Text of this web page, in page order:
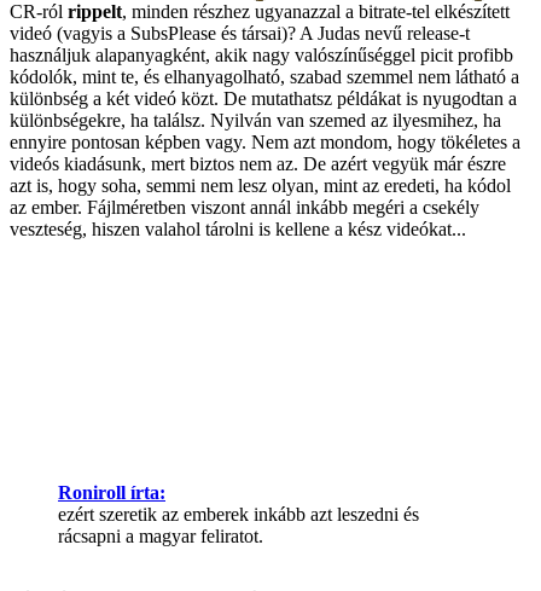
CR-ról rippelt, minden részhez ugyanazzal a bitrate-tel elkészített
videó (vagyis a SubsPlease és társai)? A Judas nevű release-t
használjuk alapanyagként, akik nagy valószínűséggel picit profibb
kódolók, mint te, és elhanyagolható, szabad szemmel nem látható a
különbség a két videó közt. De mutathatsz példákat is nyugodtan a
különbségekre, ha találsz. Nyilván van szemed az ilyesmihez, ha
ennyire pontosan képben vagy. Nem azt mondom, hogy tökéletes a
videós kiadásunk, mert biztos nem az. De azért vegyük már észre
azt is, hogy soha, semmi nem lesz olyan, mint az eredeti, ha kódol
az ember. Fájlméretben viszont annál inkább megéri a csekély
veszteség, hiszen valahol tárolni is kellene a kész videókat...
Roniroll írta:
ezért szeretik az emberek inkább azt leszedni és
rácsapni a magyar feliratot.